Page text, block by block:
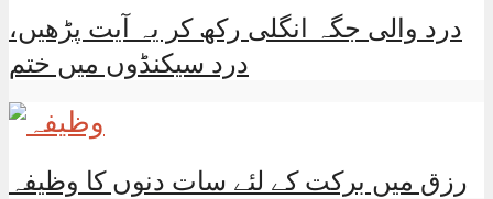
درد والی جگہ انگلی رکھ کر یہ آیت پڑھیں،
درد سیکنڈوں میں ختم
رزق میں برکت کے لئے سات دنوں کا وظیفہ